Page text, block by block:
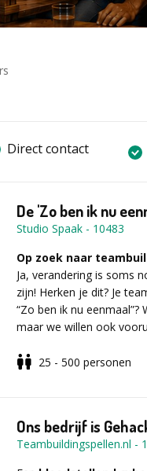
Direct contact
De 'Zo ben ik nu
Studio Spaak - 10483
Op zoek naar
Ja, verandering is soms
zijn! Herken je dit? Je
“Zo ben ik nu
maar we willen ook
‘vastgeroeste’ gewoontes.
en humoristische blik op
om de typische
Tilly,Regelrechte Rick ,
25 - 500 personen
Ons bedrijf is
Teambuildingspellen.nl -